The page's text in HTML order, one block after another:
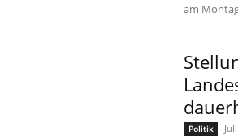
am
Politik